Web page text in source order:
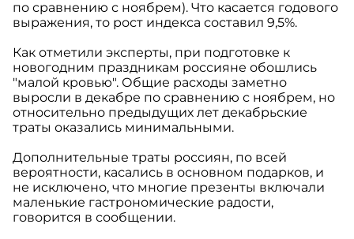
по сравнению с ноябрем). Что касается годового
выражения, то рост индекса составил 9,5%.
Как отметили эксперты, при подготовке к
новогодним праздникам россияне обошлись
"малой кровью". Общие расходы заметно
выросли в декабре по сравнению с ноябрем, но
относительно предыдущих лет декабрьские
траты оказались минимальными.
Дополнительные траты россиян, по всей
вероятности, касались в основном подарков, и
не исключено, что многие презенты включали
маленькие гастрономические радости,
говорится в сообщении.